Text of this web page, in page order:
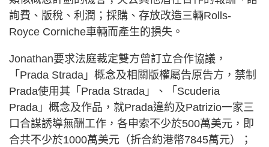
詢費、版稅、利潤；採購、存放改造三輛Rolls-
Royce Corniche車輛而產生的損失。
Jonathan要求法庭裁定雙方曾訂立合作協議，
「Prada Strada」概念及相關版權屬告原告方，禁制
Prada使用其「Prada Strada」、「Scuderia
Prada」概念及作品，就Prada違約及Patrizio一家三
口合謀誘導無酬工作，各申索不少於500萬美元，即
合共不少於1000萬美元（折合約港幣7845萬元）；